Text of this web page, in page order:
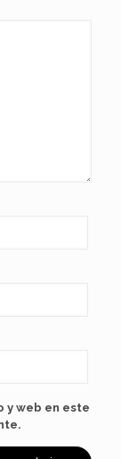
y web en este